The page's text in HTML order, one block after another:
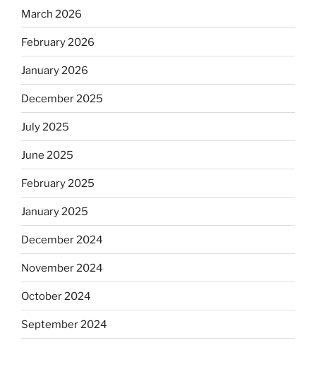
March 2026
February 2026
January 2026
December 2025
July 2025
June 2025
February 2025
January 2025
December 2024
November 2024
October 2024
September 2024